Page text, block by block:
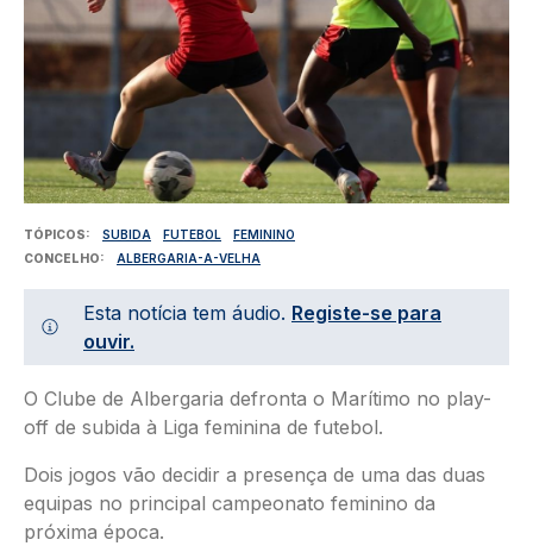
TÓPICOS SUBIDA FUTEBOL
FEMININO
CONCELHO
ALBERGARIA-A-VELHA
Esta notícia tem áudio. Registe-se para
ouvir.
O Clube de Albergaria defronta o Marítimo no play-
off de subida à Liga feminina de futebol.
Dois jogos vão decidir a presença de uma das duas
equipas no principal campeonato feminino da
próxima época.